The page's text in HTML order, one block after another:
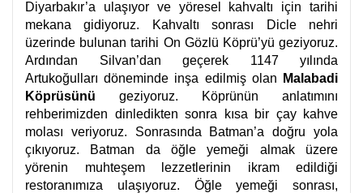
Diyarbakır’a ulaşıyor ve yöresel kahvaltı için tarihi
mekana gidiyoruz. Kahvaltı sonrası Dicle nehri
üzerinde bulunan tarihi On Gözlü Köprü’yü geziyoruz.
Ardından Silvan’dan geçerek 1147 yılında
Artukoğulları döneminde inşa edilmiş olan
Malabadi
Köprüsünü geziyoruz. Köprünün anlatımını
rehberimizden dinledikten sonra kısa bir çay kahve
molası veriyoruz. Sonrasında Batman’a doğru yola
çıkıyoruz. Batman da öğle yemeği almak üzere
yörenin muhteşem lezzetlerinin ikram edildiği
restoranımıza ulaşıyoruz. Öğle yemeği sonrası,